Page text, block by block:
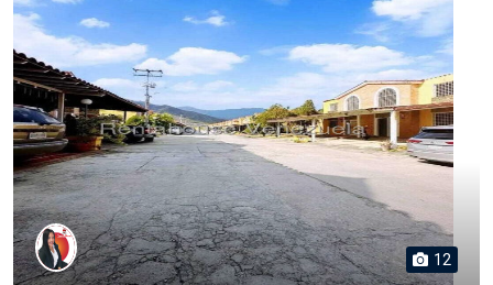
12